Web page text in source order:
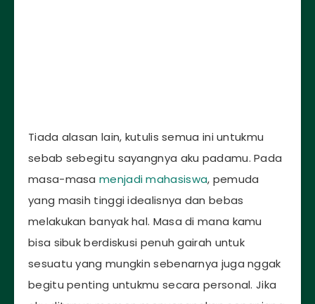
Tiada alasan lain, kutulis semua ini untukmu
sebab sebegitu sayangnya aku padamu. Pada
masa-masa menjadi mahasiswa, pemuda
yang masih tinggi idealisnya dan bebas
melakukan banyak hal. Masa di mana kamu
bisa sibuk berdiskusi penuh gairah untuk
sesuatu yang mungkin sebenarnya juga nggak
begitu penting untukmu secara personal. Jika